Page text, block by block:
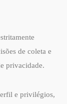
de coleta e
privacidade.
e privilégios,